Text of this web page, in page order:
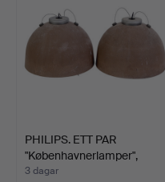
PHILIPS. ETT PAR
"Københavnerlamper",
pend…
3 dagar